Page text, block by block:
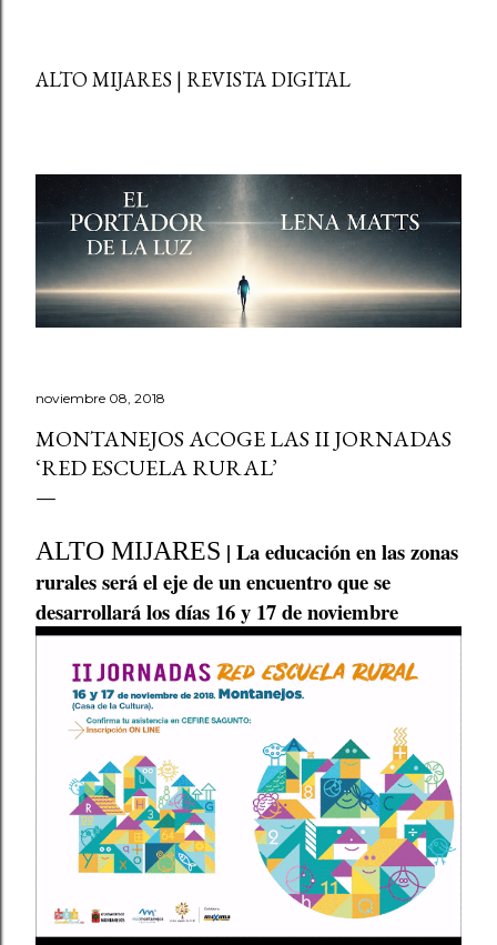
ALTO MIJARES | REVISTA DIGITAL
noviembre 08, 2018
MONTANEJOS ACOGE LAS II JORNADAS
‘RED ESCUELA RURAL’
ALTO MIJARES | La educación en las zonas
rurales será el eje de un encuentro que se
desarrollará los días 16 y 17 de noviembre